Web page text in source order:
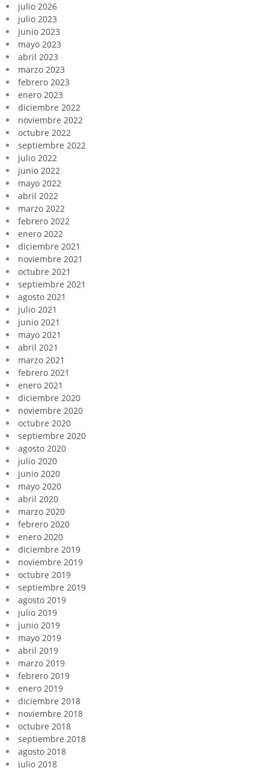
julio 2026
julio 2023
junio 2023
mayo 2023
abril 2023
marzo 2023
febrero 2023
enero 2023
diciembre 2022
noviembre 2022
octubre 2022
septiembre 2022
julio 2022
junio 2022
mayo 2022
abril 2022
marzo 2022
febrero 2022
enero 2022
diciembre 2021
noviembre 2021
octubre 2021
septiembre 2021
agosto 2021
julio 2021
junio 2021
mayo 2021
abril 2021
marzo 2021
febrero 2021
enero 2021
diciembre 2020
noviembre 2020
octubre 2020
septiembre 2020
agosto 2020
julio 2020
junio 2020
mayo 2020
abril 2020
marzo 2020
febrero 2020
enero 2020
diciembre 2019
noviembre 2019
octubre 2019
septiembre 2019
agosto 2019
julio 2019
junio 2019
mayo 2019
abril 2019
marzo 2019
febrero 2019
enero 2019
diciembre 2018
noviembre 2018
octubre 2018
septiembre 2018
agosto 2018
julio 2018